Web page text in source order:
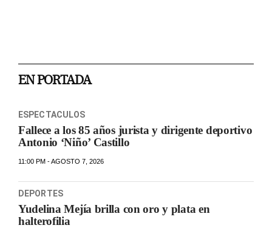
EN PORTADA
ESPECTACULOS
Fallece a los 85 años jurista y dirigente deportivo
Antonio ‘Niño’ Castillo
11:00 PM - AGOSTO 7, 2026
DEPORTES
Yudelina Mejía brilla con oro y plata en
halterofilia